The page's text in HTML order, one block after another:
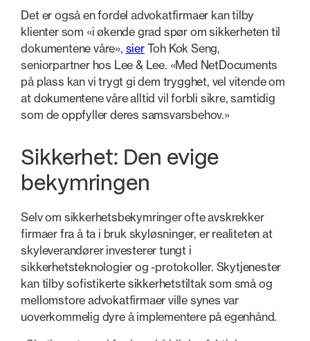
Det er også en fordel advokatfirmaer kan tilby
klienter som «i økende grad spør om sikkerheten til
dokumentene våre», sierToh Kok Seng,
seniorpartner hos Lee & Lee. «Med NetDocuments
på plass kan vi trygt gi dem trygghet, vel vitende om
at dokumentene våre alltid vil forbli sikre, samtidig
som de oppfyller deres samsvarsbehov.»
Sikkerhet: Den evige
bekymringen
Selv om sikkerhetsbekymringer ofte avskrekker
firmaer fra å ta i bruk skyløsninger, er realiteten at
skyleverandører investerer tungt i
sikkerhetsteknologier og -protokoller. Skytjenester
kan tilby sofistikerte sikkerhetstiltak som små og
mellomstore advokatfirmaer ville synes var
uoverkommelig dyre å implementere på egenhånd.